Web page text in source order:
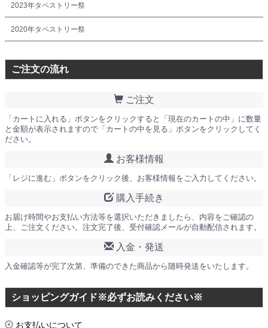
2023年タペストリー祭
2020年タペストリー祭
ご注文の流れ
ご注文
「カートに入れる」ボタンをクリックすると「現在のカートの中」に数量
と金額が表示されますので「カートの中を見る」ボタンをクリックしてく
ださい。
お客様情報
「レジに進む」ボタンをクリック後、お客様情報をご入力してください。
購入手続き
お届け時間やお支払い方法等を選択いただきましたら、内容をご確認の
上、ご注文ください。注文完了後、受付確認メールが自動配信されます。
入金・発送
入金確認等が完了次第、準備のできた商品から随時発送をいたします。
ショッピングガイド※必ずお読みください※
お支払いについて